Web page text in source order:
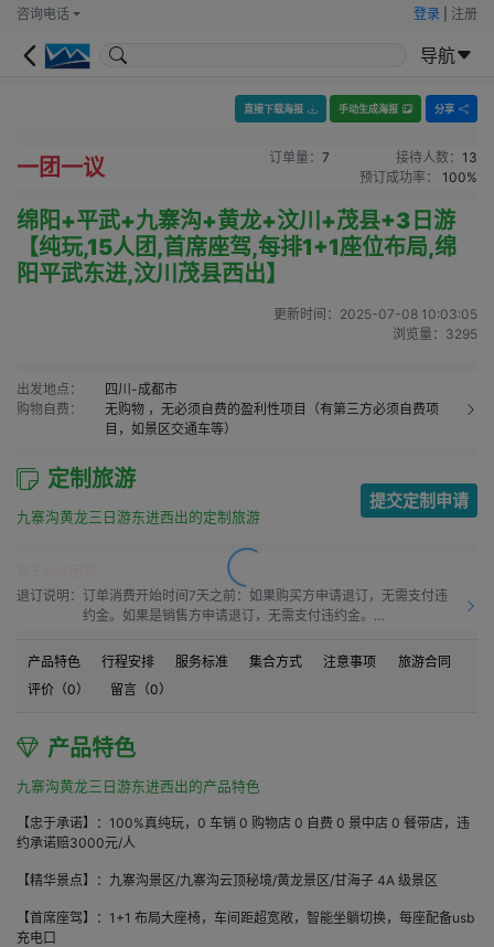
咨询电话 登录 注册
导航
直接下载海报 手动生成海报 分享
一团一议 订单量： 7 接待人数： 13
预订成功率：
100%
绵阳+平武+九寨沟+黄龙+汶川+茂县+3日游
【纯玩,15人团,首席座驾,每排1+1座位布局,绵
阳平武东进,汶川茂县西出】
更新时间： 2025-07-08 10:03:05
浏览量： 3295
出发地点：
四川-成都市
购物自费：
无购物 ，无必须自费的盈利性项目（有第三方必须自费项
目，如景区交通车等）
定制旅游
九寨沟黄龙三日游东进西出的定制旅游
提交定制申请
退订说明： 订单消费开始时间7天之前：如果购买方申请退订，无需支付违
约金。如果是销售方申请退订，无需支付违约金。
购买方申请退订，需要按50.0%比例支付违约金。如果是销售方
订单消费开始时间之前4天到订单消费开始时间之前1天：如果购
请退订，需要按15.00%比例支付违约金。
订单消费开始时间之前1天到订单消费开始时间：如果购买方申
订，需要按20.0%比例支付违约金。
订单消费开始时间之后：如果购买方申请退订，需要按100%比
例支付违约金。如果是销售方申请退订，需要按20.0%比例支付
违约金。
产品特色 行程安排 服务标准 集合方式 注意事项
旅游合同
评价（0） 留言（0）
产品特色
九寨沟黄龙三日游东进西出的产品特色
【忠于承诺】：100%真纯玩，0 车销 0 购物店 0 自费 0 景中店 0 餐带店，违
约承诺赔3000元/人
【精华景点】：九寨沟景区/九寨沟云顶秘境/黄龙景区/甘海子 4A 级景区
【首席座驾】：1+1 布局大座椅，车间距超宽敞，智能坐躺切换，每座配备usb
充电口